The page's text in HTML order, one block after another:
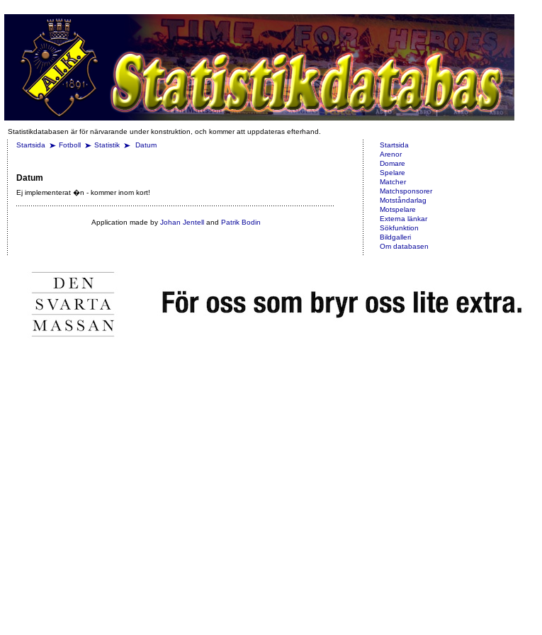
Statistikdatabasen är för närvarande under konstruktion, och kommer att uppdateras efterhand.
Startsida
Fotboll Statistik Datum
Datum
Ej implementerat �n - kommer inom kort!
Application made by Johan Jentelland Patrik Bodin
Startsida
Arenor
Domare
Spelare
Matcher
Matchsponsorer
Motståndarlag
Motspelare
Externa länkar
Sökfunktion
Bildgalleri
Om databasen